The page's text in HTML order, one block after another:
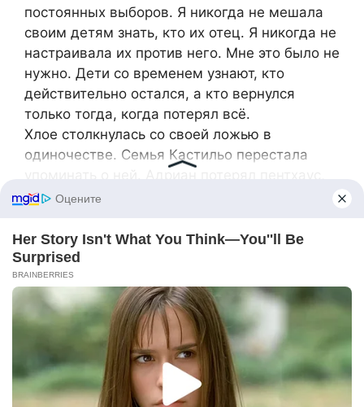
постоянных выборов. Я никогда не мешала
своим детям знать, кто их отец. Я никогда не
настраивала их против него. Мне это было не
нужно. Дети со временем узнают, кто
действительно остался, а кто вернулся
только тогда, когда потерял всё.
Хлое столкнулась со своей ложью в
одиночестве. Семья Кастильо перестала
большую часть своих денег и утешение
маленькие голосами бежали навстречу,
крича,
Я никогда не радовалась его краху. Я просто
поняла что-то важное. Иногда
справедливость не приходит громко — с